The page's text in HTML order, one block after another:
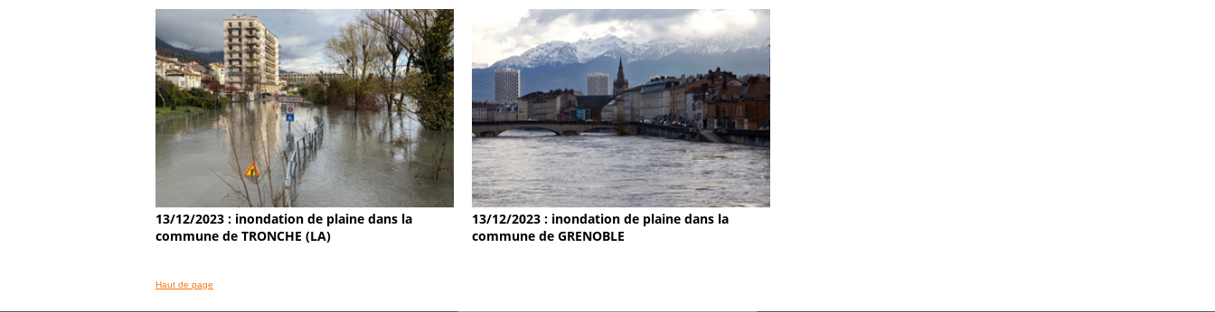
13/12/2023 : inondation de plaine dans la
commune de TRONCHE (LA)
13/12/2023 : inondation de plaine dans la
commune de GRENOBLE
Haut de page